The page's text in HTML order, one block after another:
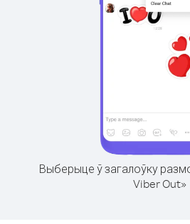
Выберыце ў загалоўку
Viber Out»